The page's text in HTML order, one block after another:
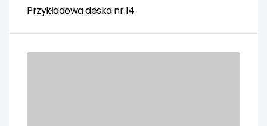
Przykładowa deska nr 14